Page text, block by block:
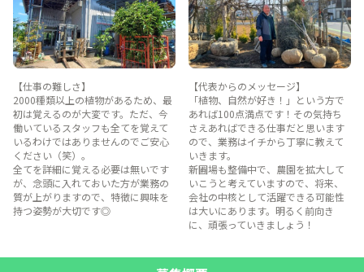
【仕事の難しさ】
2000種類以上の植物があるため、最
初は覚えるのが大変です。ただ、今
働いているスタッフも全てを覚えて
いるわけではありませんのでご安心
ください（笑）。
全てを詳細に覚える必要は無いです
が、念頭に入れておいた方が業務の
質が上がりますので、特徴に興味を
持つ姿勢が大切です◎
【代表からのメッセージ】
「植物、自然が好き！」という方で
あれば100点満点です！その気持ち
さえあればできる仕事だと思います
ので、業務はイチから丁寧に教えて
いきます。
新圃場も整備中で、農園を拡大して
いこうと考えていますので、将来、
会社の中核として活躍できる可能性
は大いにあります。明るく前向き
に、頑張っていきましょう！